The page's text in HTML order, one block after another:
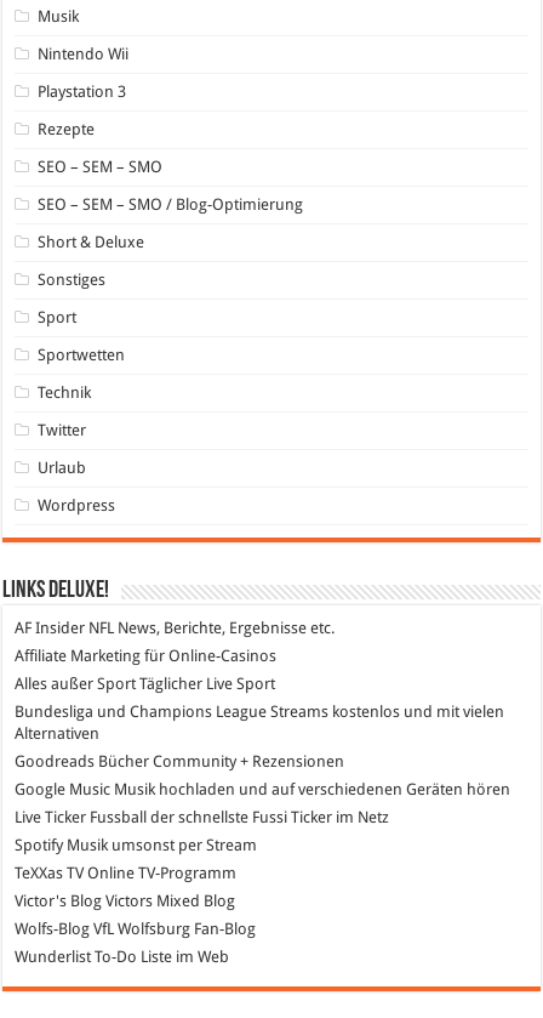
Musik
Nintendo Wii
Playstation 3
Rezepte
SEO – SEM – SMO
SEO – SEM – SMO / Blog-Optimierung
Short & Deluxe
Sonstiges
Sport
Sportwetten
Technik
Twitter
Urlaub
Wordpress
Links DeLuXe!
AF Insider NFL News, Berichte, Ergebnisse etc.
Affiliate Marketing für Online-Casinos
Alles außer SportTäglicher Live Sport
Bundesliga und Champions League Streams kostenlos und mit vielen
Alternativen
Goodreads Bücher Community + Rezensionen
Google Music Musik hochladen und auf verschiedenen Geräten hören
Live Ticker Fussball
der schnellste Fussi Ticker im Netz
SpotifyMusik umsonst per Stream
TeXXas TVOnline TV-Programm
Victor's Blog Victors Mixed Blog
Wolfs-Blog VfL Wolfsburg Fan-Blog
WunderlistTo-Do Liste im Web